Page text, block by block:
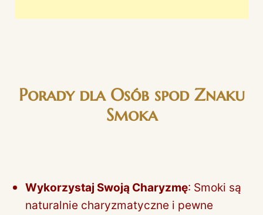
Porady dla Osób spod Znaku
Smoka
Wykorzystaj Swoją Charyzmę: Smoki są
naturalnie charyzmatyczne i pewne